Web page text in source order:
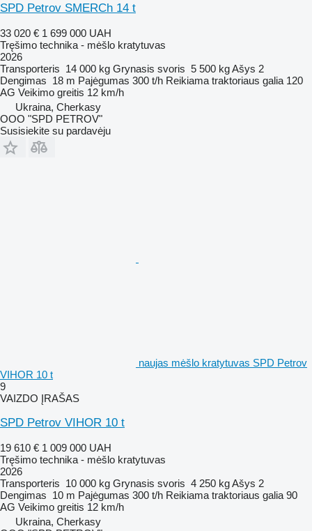
SPD Petrov SMERCh 14 t
33 020 € 1 699 000 UAH
Tręšimo technika - mėšlo kratytuvas
2026
Transporteris 14 000 kg Grynasis svoris 5 500 kgAšys 2
Dengimas 18 m Pajėgumas 300 t/h Reikiama traktoriaus galia 120
AG Veikimo greitis 12 km/h
Ukraina, Cherkasy
OOO "SPD PETROV"
Susisiekite su pardavėju
naujas mėšlo kratytuvas SPD Petrov
VIHOR 10 t
9
VAIZDO ĮRAŠAS
SPD Petrov VIHOR 10 t
19 610 € 1 009 000 UAH
Tręšimo technika - mėšlo kratytuvas
2026
Transporteris 10 000 kg Grynasis svoris 4 250 kgAšys 2
Dengimas 10 m Pajėgumas 300 t/h Reikiama traktoriaus galia 90
AG Veikimo greitis 12 km/h
Ukraina, Cherkasy